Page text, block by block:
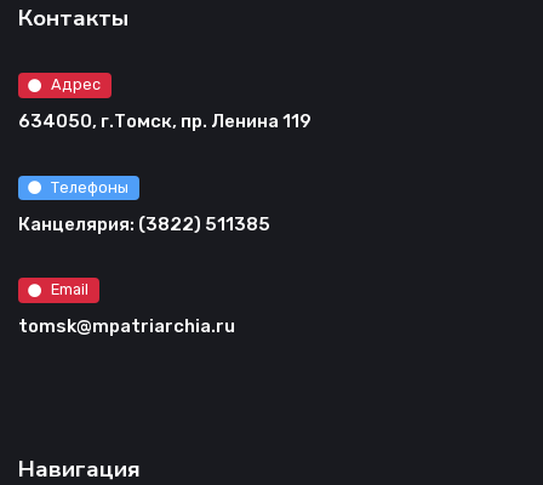
Контакты
Адрес
634050, г.Томск, пр. Ленина 119
Телефоны
Канцелярия: (3822) 511385
Email
tomsk@mpatriarchia.ru
Навигация